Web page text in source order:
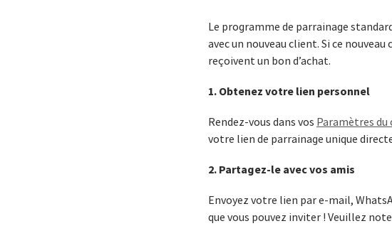
Le programme de parrainage
avec un nouveau client. Si ce
reçoivent un bon d’achat.
1. Obtenez votre lien personnel
Rendez-vous dans vos Paramètres du
votre lien de parrainage unique
2. Partagez-le avec vos amis
Envoyez votre lien par e-mail,
que vous pouvez inviter ! Veuillez